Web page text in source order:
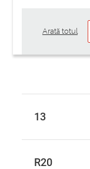
Arată totul
13
R20